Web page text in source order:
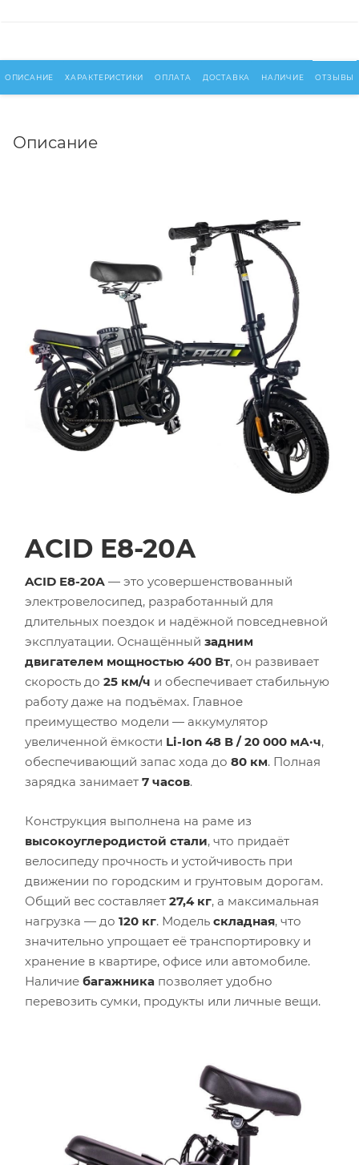
ОПИСАНИЕ ХАРАКТЕРИСТИКИ ОПЛАТА ДОСТАВКА НАЛИЧИЕ ОТЗЫВЫ
Описание
ACID E8-20А
ACID E8-20А — это усовершенствованный
электровелосипед, разработанный для
длительных поездок и надёжной повседневной
эксплуатации. Оснащённый задним
двигателем мощностью 400 Вт, он развивает
скорость до 25 км/ч и обеспечивает стабильную
работу даже на подъёмах. Главное
преимущество модели — аккумулятор
увеличенной ёмкости Li-Ion 48 В / 20 000 мА·ч,
обеспечивающий запас хода до 80 км. Полная
зарядка занимает 7 часов.
Конструкция выполнена на раме из
высокоуглеродистой стали, что придаёт
велосипеду прочность и устойчивость при
движении по городским и грунтовым дорогам.
Общий вес составляет 27,4 кг, а максимальная
нагрузка — до 120 кг. Модель складная, что
значительно упрощает её транспортировку и
хранение в квартире, офисе или автомобиле.
Наличие багажника позволяет удобно
перевозить сумки, продукты или личные вещи.